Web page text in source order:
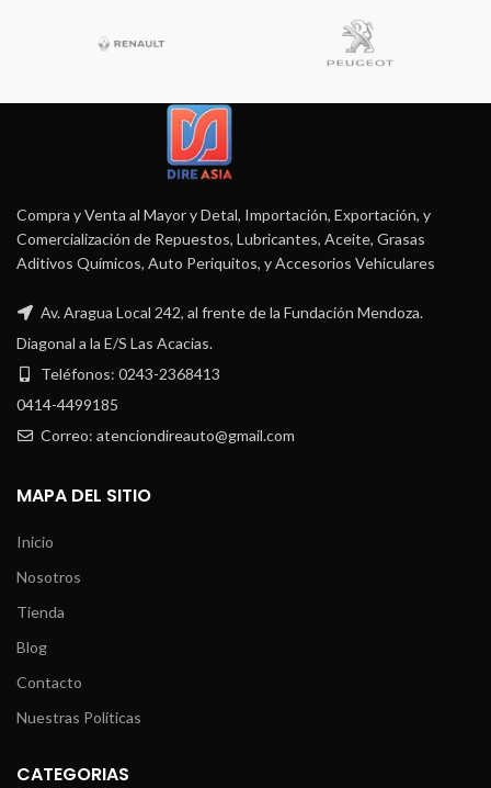
Compra y Venta al Mayor y Detal, Importación, Exportación, y
Comercialización de Repuestos, Lubricantes, Aceite, Grasas
Aditivos Químicos, Auto Periquitos, y Accesorios Vehiculares
Av. Aragua Local 242, al frente de la Fundación Mendoza.
Diagonal a la E/S Las Acacias.
Teléfonos: 0243-2368413
0414-4499185
Correo: atenciondireauto@gmail.com
MAPA DEL SITIO
Inicio
Nosotros
Tienda
Blog
Contacto
Nuestras Políticas
CATEGORIAS